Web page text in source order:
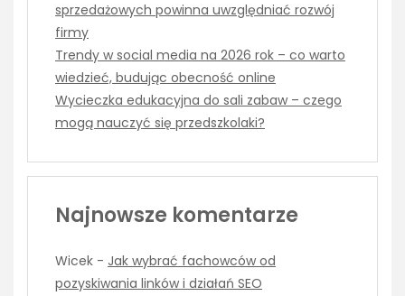
sprzedażowych powinna uwzględniać rozwój
firmy
Trendy w social media na 2026 rok – co warto
wiedzieć, budując obecność online
Wycieczka edukacyjna do sali zabaw – czego
mogą nauczyć się przedszkolaki?
Najnowsze komentarze
Wicek - Jak wybrać fachowców od
pozyskiwania linków i działań SEO